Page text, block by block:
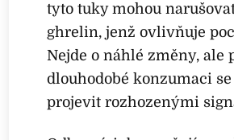
tyto tuky mohou
ghrelin, jenž ovlivňuje
Nejde o náhlé změny, ale
dlouhodobé konzumaci
projevit rozhozenými